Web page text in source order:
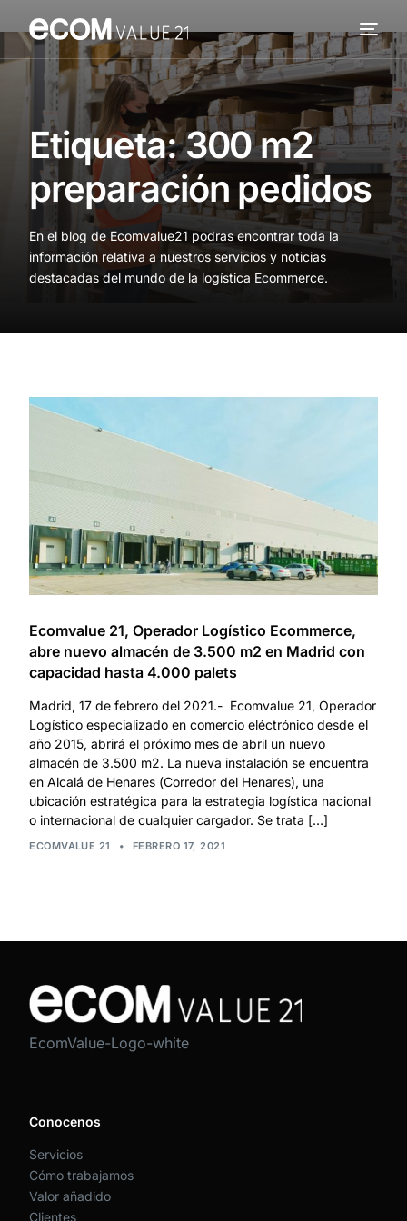
Etiqueta:300 m2
preparación pedidos
En el blog de Ecomvalue21 podras encontrar toda la
información relativa a nuestros servicios y noticias
destacadas del mundo de la logística Ecommerce.
Ecomvalue 21, Operador Logístico Ecommerce,
abre nuevo almacén de 3.500 m2 en Madrid con
capacidad hasta 4.000 palets
Madrid, 17 de febrero del 2021.- Ecomvalue 21, Operador
Logístico especializado en comercio eléctrónico desde el
año 2015, abrirá el próximo mes de abril un nuevo
almacén de 3.500 m2. La nueva instalación se encuentra
en Alcalá de Henares (Corredor del Henares), una
ubicación estratégica para la estrategia logística nacional
o internacional de cualquier cargador. Se trata […]
ECOMVALUE 21 • FEBRERO 17, 2021
EcomValue-Logo-white
Conocenos
Servicios
Cómo trabajamos
Valor añadido
Clientes
Servicios
Cómo trabajamos
Valor añadido
Clientes
Blog